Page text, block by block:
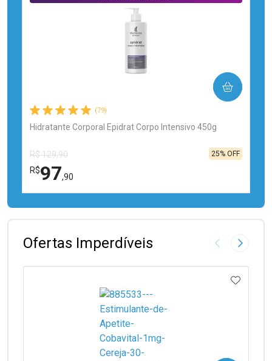
(79)
Hidratante Corporal Epidrat Corpo Intensivo 450g
R$ 129,90
R$97,90
25% OFF
COMPRAR
FECHAR
Ativar Desconto
FECHAR
Ofertas Imperdíveis Imagem